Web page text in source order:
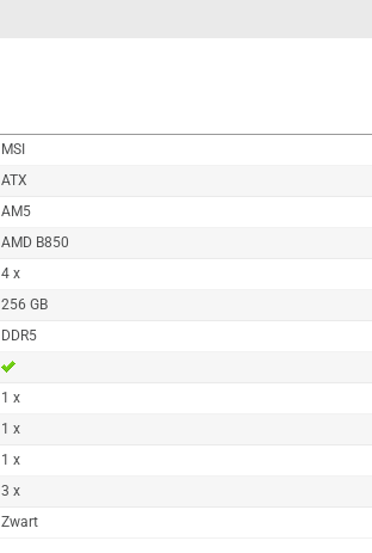
MSI
ATX
AM5
AMD B850
4 x
256 GB
DDR5
1 x
1 x
1 x
3 x
Zwart